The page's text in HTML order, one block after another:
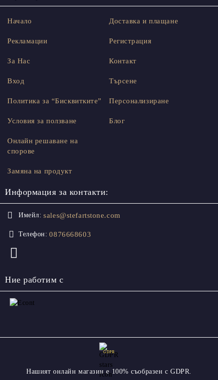
Начало
Рекламации
За Нас
Вход
Доставка и плащане
Регистрация
Контакт
Търсене
Политика за “Бисквитките”
Условия за ползване
Онлайн решаване на
спорове
Замяна на продукт
Персонализиране
Блог
Информация за контакти:
Имейл: sales@stefartstone.com
Телефон: 0876668603
Ние работим с
GDPR
Нашият онлайн магазин е 100% съобразен с GDPR.